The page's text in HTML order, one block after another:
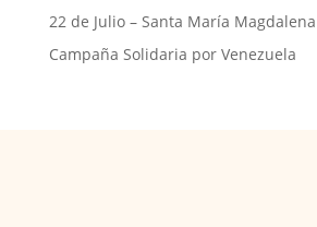
22 de Julio – Santa María Magdalena
Campaña Solidaria por Venezuela